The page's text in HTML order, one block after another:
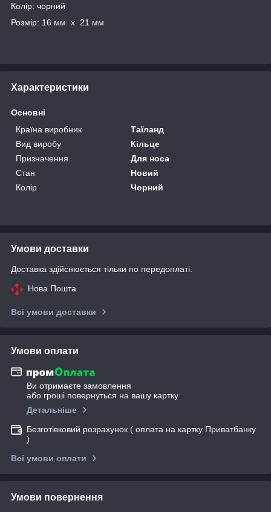
Колір: чорний
Розмір: 16 мм х 21 мм
Характеристики
Основні
Країна виробник
Таїланд
Вид виробу
Кільце
Призначення
Для носа
Стан
Новий
Колір
Чорний
Умови доставки
Доставка здійснюється тільки по передоплаті.
Нова Пошта
Всі умови доставки
Умови оплати
Ви отримаєте замовлення
або гроші повернуться на вашу картку
Детальніше
Безготівковий розрахунок ( оплата на картку Приватбанку
)
Всі умови оплати
Умови повернення